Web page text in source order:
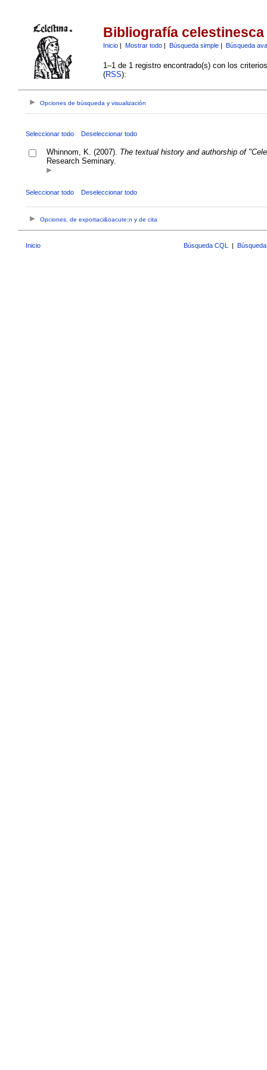
Bibliografía celestinesca
Inicio| Mostrar todo| Búsqueda simple| Búsqueda
1–1 de 1 registro encontrado(s) con los
(RSS):
Opciones de búsqueda y visualización
Seleccionar todo Deseleccionar todo
Whinnom, K. (2007). The textual history and authorship of
Research Seminary.
Seleccionar todo Deseleccionar todo
Opciones, de exportaci&oacute;n y de cita
Inicio Búsqueda CQL |